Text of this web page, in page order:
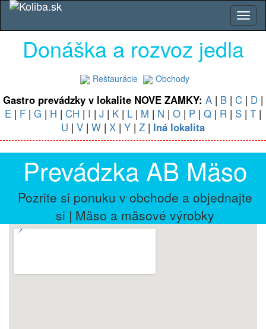
Donáška a rozvoz jedla
Reštaurácie Obchody
Gastro prevádzky v lokalite NOVE ZAMKY: A | B | C | D |
E | F | G | H | CH | I | J | K | L | M | N | O | P | Q | R | S | T |
U | V | W | X | Y | Z | Iná lokalita
Prevádzka AB Mäso
Pozrite si ponuku v obchode a objednajte
si | Mäso a mäsové výrobky